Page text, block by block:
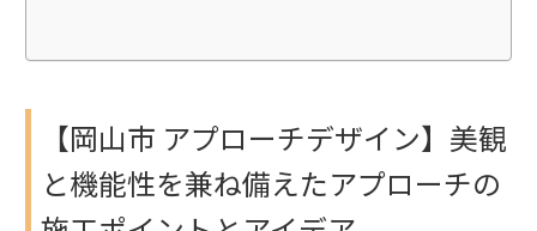
【岡山市 アプローチデザイン】美観
と機能性を兼ね備えたアプローチの